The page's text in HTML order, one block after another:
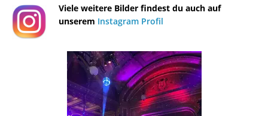
Viele weitere Bilder findest du auch auf
unserem Instagram Profil